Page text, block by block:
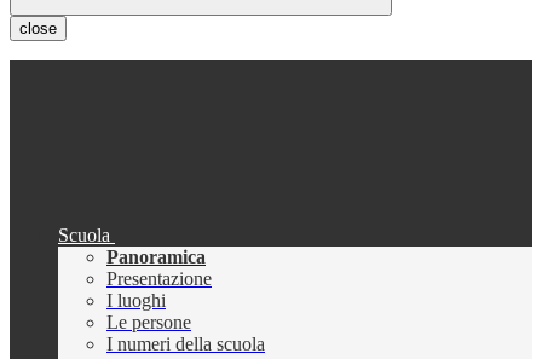
close
Scuola
Panoramica
Presentazione
I luoghi
Le persone
I numeri della scuola